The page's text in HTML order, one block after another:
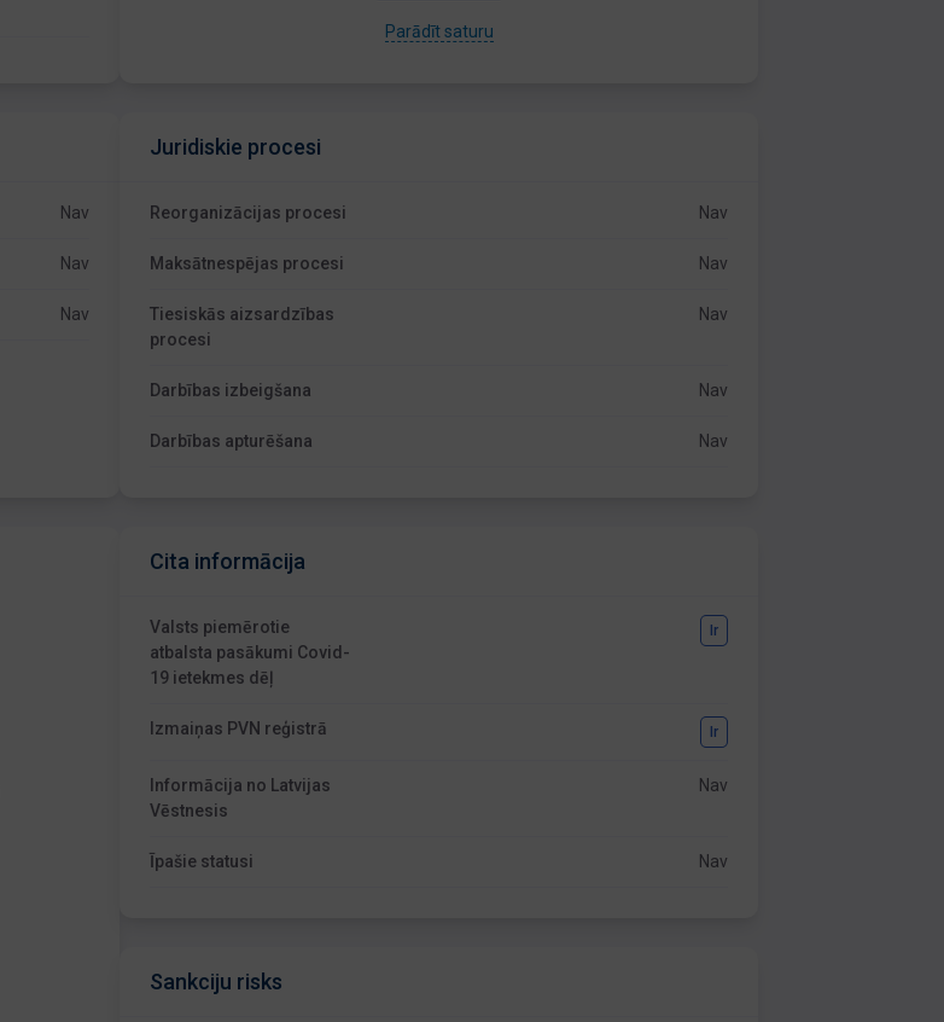
Parādīt saturu
Nav
Nav
Nav
Juridiskie procesi
Reorganizācijas procesi Nav
Maksātnespējas procesi Nav
Tiesiskās aizsardzības
procesi
Nav
Darbības izbeigšana Nav
Darbības apturēšana Nav
Cita informācija
Valsts piemērotie
atbalsta pasākumi Covid-
19 ietekmes dēļ
Ir
Izmaiņas PVN reģistrā Ir
Informācija no Latvijas
Vēstnesis
Nav
Īpašie statusi Nav
Sankciju risks